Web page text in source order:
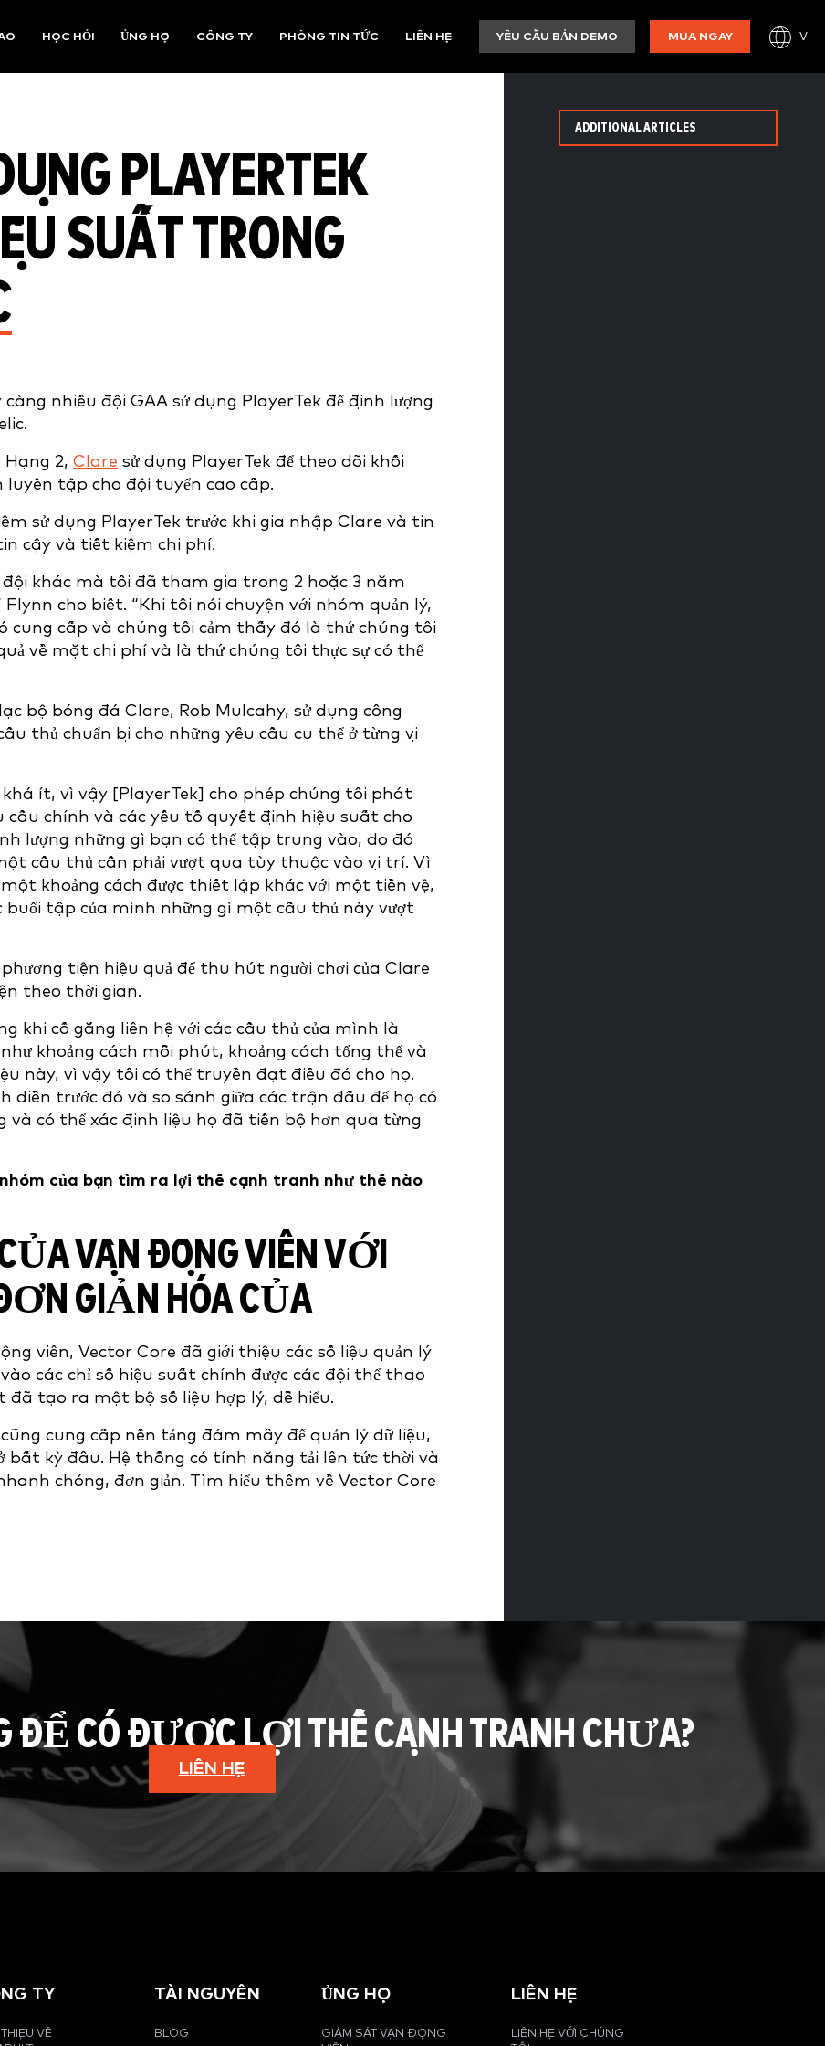
HỌC HỎI ỦNG HỘ CÔNG TY PHÒNG TIN TỨC LIÊN HỆ YÊU CẦU BẢN DEMO MUA NGAY VI
PLAYERTEK
SUẤT TRONG
nhiều đội GAA sử dụng PlayerTek để định lượng
2, Clare sử dụng PlayerTek để theo dõi khối
luyện tập cho đội tuyển cao cấp.
sử dụng PlayerTek trước khi gia nhập Clare và tin
cậy và tiết kiệm chi phí.
đội khác mà tôi đã tham gia trong 2 hoặc 3 năm
cho biết. “Khi tôi nói chuyện với nhóm quản lý,
cung cấp và chúng tôi cảm thấy đó là thứ chúng tôi
về mặt chi phí và là thứ chúng tôi thực sự có thể
bộ bóng đá Clare, Rob Mulcahy, sử dụng công
thủ chuẩn bị cho những yêu cầu cụ thể ở từng vị
ít, vì vậy [PlayerTek] cho phép chúng tôi phát
chính và các yếu tố quyết định hiệu suất cho
lượng những gì bạn có thể tập trung vào, do đó
cầu thủ cần phải vượt qua tùy thuộc vào vị trí. Vì
khoảng cách được thiết lập khác với một tiền vệ,
tập của mình những gì một cầu thủ này vượt
tiện hiệu quả để thu hút người chơi của Clare
theo thời gian.
khi cố gắng liên hệ với các cầu thủ của mình là
khoảng cách mỗi phút, khoảng cách tổng thể và
này, vì vậy tôi có thể truyền đạt điều đó cho họ.
diễn trước đó và so sánh giữa các trận đấu để họ có
và có thể xác định liệu họ đã tiến bộ hơn qua từng
của bạn tìm ra lợi thế cạnh tranh như thế nào
VẬN ĐỘNG VIÊN VỚI
GIẢN HÓA CỦA
viên, Vector Core đã giới thiệu các số liệu quản lý
các chỉ số hiệu suất chính được các đội thể thao
tạo ra một bộ số liệu hợp lý, dễ hiểu.
cung cấp nền tảng đám mây để quản lý dữ liệu,
bất kỳ đâu. Hệ thống có tính năng tải lên tức thời và
chóng, đơn giản. Tìm hiểu thêm về Vector Core
ADDITIONAL ARTICLES
ĐỂ CÓ ĐƯỢC LỢI THẾ CẠNH TRANH CHƯA?
LIÊN HỆ
TY
VỀ
TÀI NGUYÊN
BLOG
ỦNG HỘ
GIÁM SÁT VẬN ĐỘNG
LIÊN HỆ
LIÊN HỆ VỚI CHÚNG